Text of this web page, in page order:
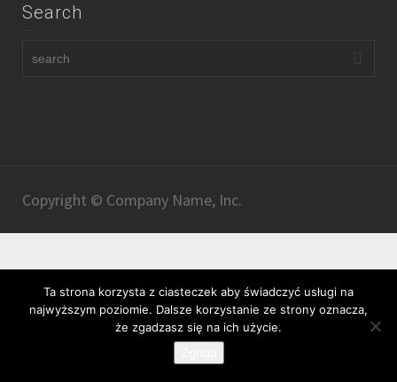
Search
Copyright © Company Name, Inc.
Ta strona korzysta z ciasteczek aby świadczyć usługi na
najwyższym poziomie. Dalsze korzystanie ze strony oznacza,
że zgadzasz się na ich użycie.